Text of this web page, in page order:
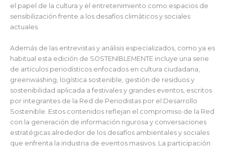
el papel de la cultura y el entretenimiento como espacios de
sensibilización frente a los desafíos climáticos y sociales
actuales.
Además de las entrevistas y análisis especializados, como ya es
habitual esta edición de SOSTENIBLEMENTE incluye una serie
de artículos periodísticos enfocados en cultura ciudadana,
greenwashing, logística sostenible, gestión de residuos y
sostenibilidad aplicada a festivales y grandes eventos, escritos
por integrantes de la Red de Periodistas por el Desarrollo
Sostenible. Estos contenidos reflejan el compromiso de la Red
con la generación de información rigurosa y conversaciones
estratégicas alrededor de los desafíos ambientales y sociales
que enfrenta la industria de eventos masivos. La participación